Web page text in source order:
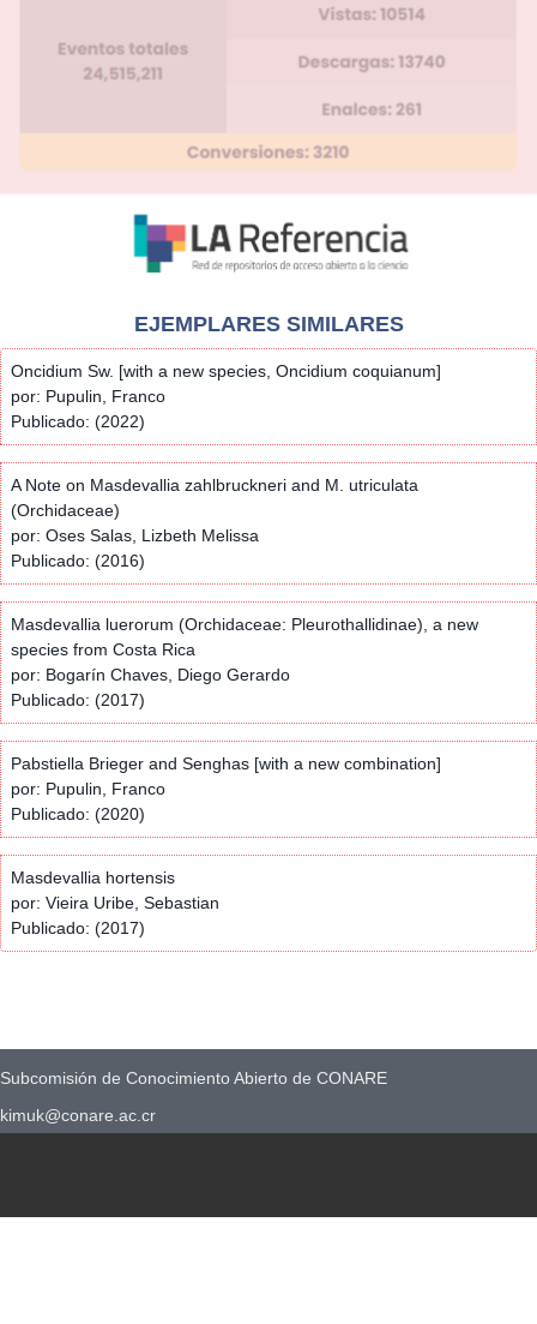
EJEMPLARES SIMILARES
Oncidium Sw. [with a new species, Oncidium coquianum]
por: Pupulin, Franco
Publicado: (2022)
A Note on Masdevallia zahlbruckneri and M. utriculata
(Orchidaceae)
por: Oses Salas, Lizbeth Melissa
Publicado: (2016)
Masdevallia luerorum (Orchidaceae: Pleurothallidinae), a new
species from Costa Rica
por: Bogarín Chaves, Diego Gerardo
Publicado: (2017)
Pabstiella Brieger and Senghas [with a new combination]
por: Pupulin, Franco
Publicado: (2020)
Masdevallia hortensis
por: Vieira Uribe, Sebastian
Publicado: (2017)
Subcomisión de Conocimiento Abierto de CONARE
kimuk@conare.ac.cr